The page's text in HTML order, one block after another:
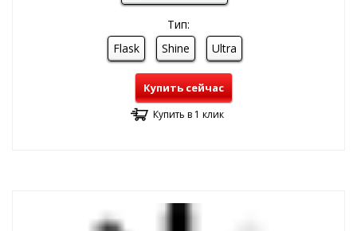
Тип:
Flask
Shine Ultra
Купить сейчас
Купить в 1 клик